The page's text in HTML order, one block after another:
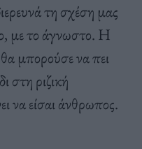
τη σχέση μας
με το άγνωστο. Η
μπορούσε να πει
στη ριζική
να είσαι άνθρωπος.